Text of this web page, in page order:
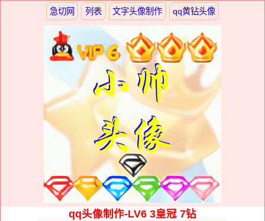
急切网 列表 文字头像制作 qq黄钻头像
qq头像制作-LV6 3皇冠 7钻